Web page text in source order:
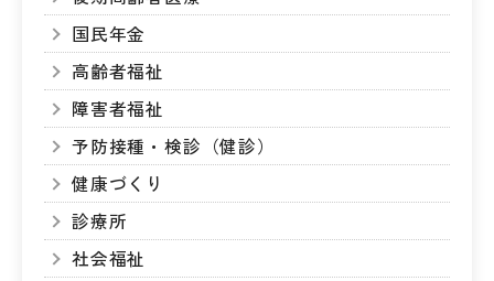
国民年金
高齢者福祉
障害者福祉
予防接種・検診（健診）
健康づくり
診療所
社会福祉